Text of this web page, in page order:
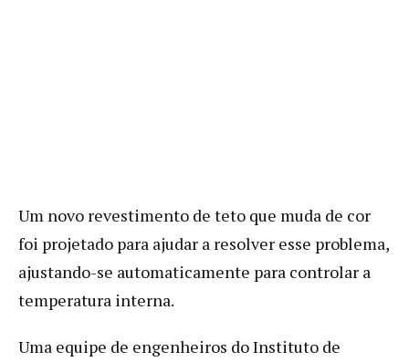
Um novo revestimento de teto que muda de cor
foi projetado para ajudar a resolver esse problema,
ajustando-se automaticamente para controlar a
temperatura interna.
Uma equipe de engenheiros do Instituto de